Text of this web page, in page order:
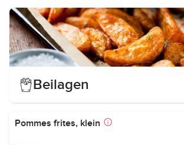
Beilagen
Pommes frites, klein